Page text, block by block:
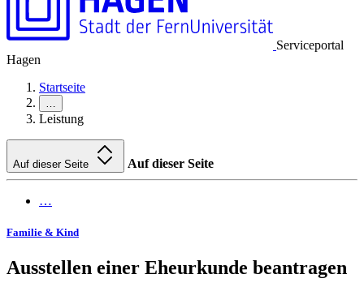
Serviceportal
Hagen
Startseite
…
Leistung
Auf dieser Seite Auf dieser Seite
…
Familie & Kind
Ausstellen einer Eheurkunde beantragen